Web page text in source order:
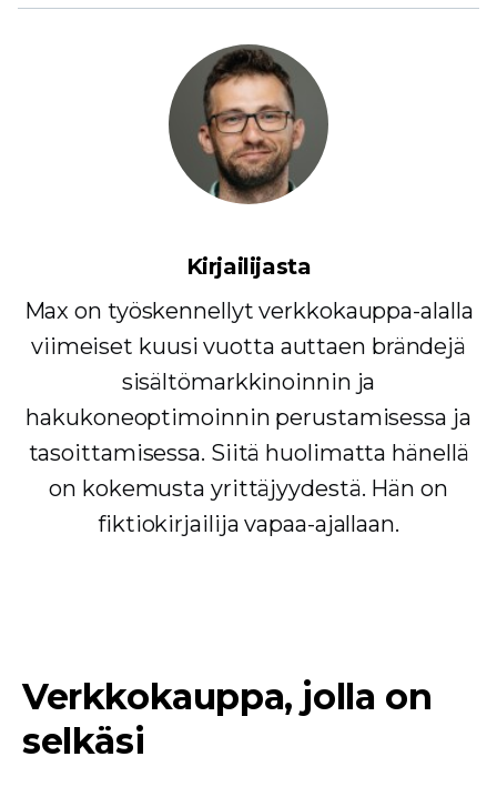
Kirjailijasta
Max on työskennellyt verkkokauppa-alalla
viimeiset kuusi vuotta auttaen brändejä
sisältömarkkinoinnin ja
hakukoneoptimoinnin perustamisessa ja
tasoittamisessa. Siitä huolimatta hänellä
on kokemusta yrittäjyydestä. Hän on
fiktiokirjailija vapaa-ajallaan.
Verkkokauppa, jolla on
selkäsi